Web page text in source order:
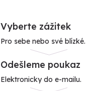
Vyberte zážitek
Pro sebe nebo své blízké.
Odešleme poukaz
Elektronicky do e-mailu.